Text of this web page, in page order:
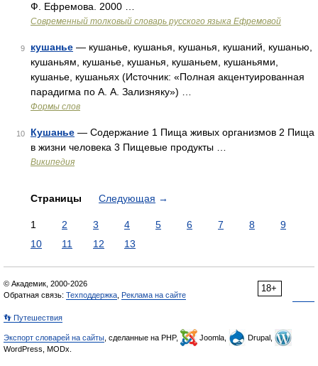
Ф. Ефремова. 2000 …
Современный толковый словарь русского языка Ефремовой
9 кушанье — кушанье, кушанья, кушанья, кушаний, кушанью,
кушаньям, кушанье, кушанья, кушаньем, кушаньями,
кушанье, кушаньях (Источник: «Полная акцентуированная
парадигма по А. А. Зализняку») …
Формы слов
10 Кушанье — Содержание 1 Пища живых организмов 2 Пища
в жизни человека 3 Пищевые продукты …
Википедия
Страницы Следующая →
1 2 3 4 5 6 7 8
9
10
11 12 13
18+
© Академик, 2000-2026
Обратная связь: Техподдержка Реклама на сайте
👣 Путешествия
Экспорт словарей на сайты , сделанные на PHP, Joomla,
Drupal,
WordPress, MODx.